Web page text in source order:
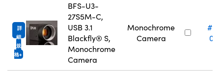
詳
細
規
格
BFS-U3-
27S5M-C,
USB 3.1
Blackfly® S,
Monochrome
Camera
Monochrome
Camera